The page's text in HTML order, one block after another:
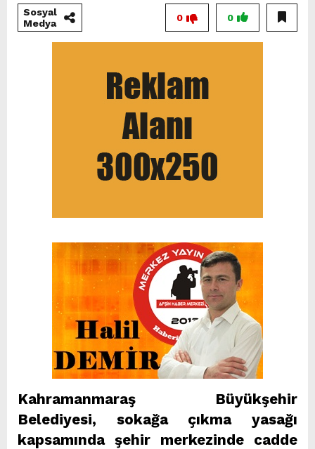
Sosyal
Medya
0
0
Kahramanmaraş Büyükşehir
Belediyesi, sokağa çıkma yasağı
kapsamında şehir merkezinde cadde